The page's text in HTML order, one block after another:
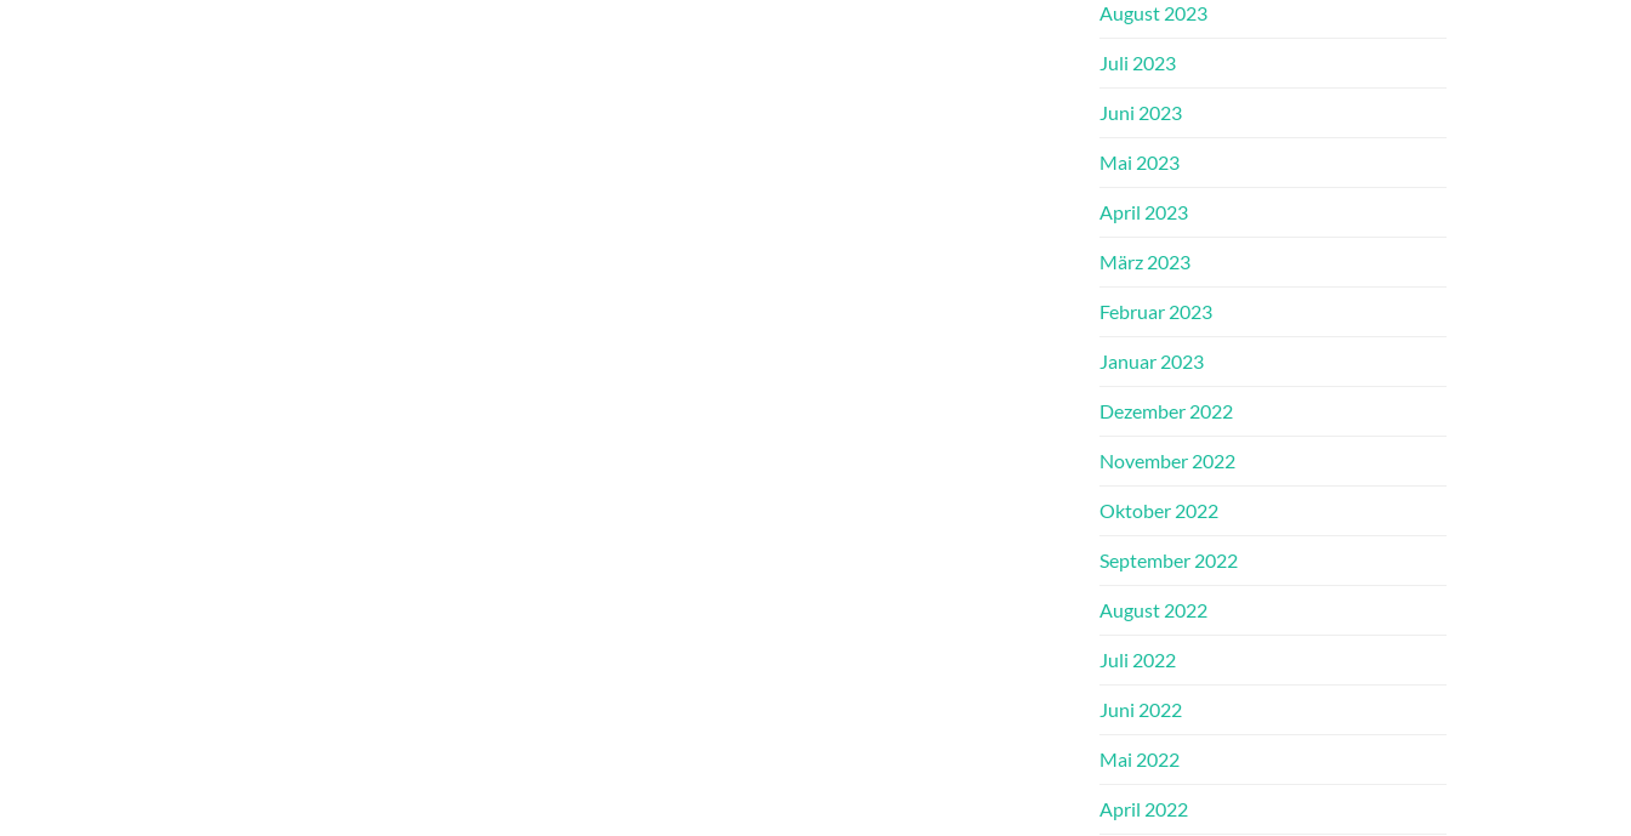
August 2023
Juli 2023
Juni 2023
Mai 2023
April 2023
März 2023
Februar 2023
Januar 2023
Dezember 2022
November 2022
Oktober 2022
September 2022
August 2022
Juli 2022
Juni 2022
Mai 2022
April 2022